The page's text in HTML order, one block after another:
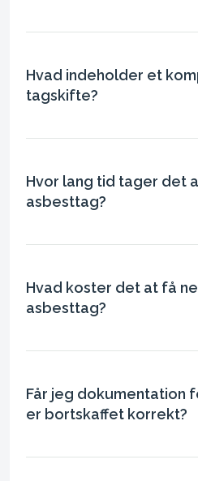
Hvad indeholder et
tagskifte?
Hvor lang tid tager det
asbesttag?
Hvad koster det at få
asbesttag?
Får jeg dokumentation
er bortskaffet korrekt?